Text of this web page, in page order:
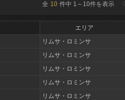
全 10 件中 1 ～ 10件を表示
エリア
リムサ・ロミンサ
リムサ・ロミンサ
リムサ・ロミンサ
リムサ・ロミンサ
リムサ・ロミンサ